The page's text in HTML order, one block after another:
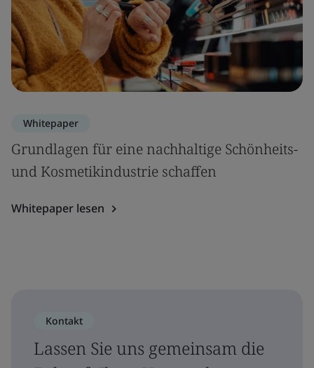
Whitepaper
Grundlagen für eine nachhaltige Schönheits-
und Kosmetikindustrie schaffen
Whitepaper lesen
Kontakt
Lassen Sie uns gemeinsam die